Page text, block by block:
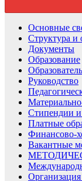
Основные
Структура и
Документы
Образование
Руководство
Стипендии
Платные
Финансово-
Вакантные
Организация